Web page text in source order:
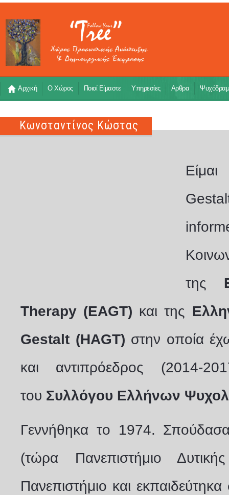
Αρχική Ο Χώρος Ποιοί Είμαστε Υπηρεσίες Αρθρα
Κωνσταντίνος Κώστας
της
Therapy (EAGT) και της
Gestalt (HAGT) στην οποία
και αντιπρόεδρος (2014-
του Συλλόγου Ελλήνων
Γεννήθηκα το 1974.
(τώρα Πανεπιστήμιο
Πανεπιστήμιο και